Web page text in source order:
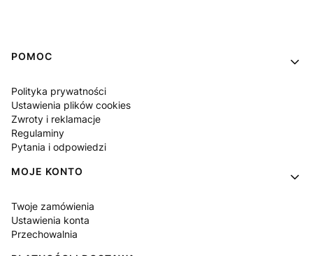
Linki w stopce
POMOC
Polityka prywatności
Ustawienia plików cookies
Zwroty i reklamacje
Regulaminy
Pytania i odpowiedzi
MOJE KONTO
Twoje zamówienia
Ustawienia konta
Przechowalnia